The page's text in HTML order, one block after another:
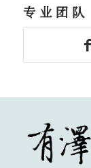
专业团队